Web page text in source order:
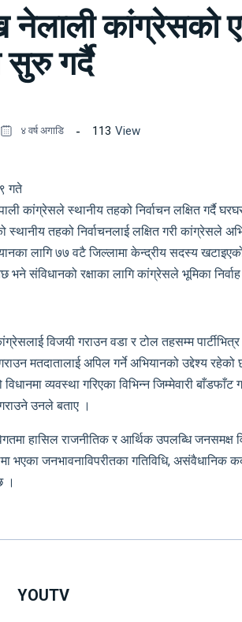
कांग्रेसको
गर्दै
४ वर्ष अगाडि 113 View
गते
कांग्रेसले स्थानीय तहको निर्वाचन लक्षित गर्दै
स्थानीय तहको निर्वाचनलाई लक्षित गरी कांग्रेसले
लागि ७७ वटै जिल्लामा केन्द्रीय सदस्य
भने संविधानको रक्षाका लागि कांग्रेसले भूमिका
विजयी गराउन वडा र टोल तहसम्म
मतदातालाई अपिल गर्ने अभियानको उद्देश्य
विधानमा व्यवस्था गरिएका विभिन्न जिम्मेवारी बाँडफाँट
उनले बताए ।
हासिल राजनीतिक र आर्थिक उपलब्धि जनसमक्ष
भएका जनभावनाविपरीतका गतिविधि, असंवैधानिक
।
YOUTV